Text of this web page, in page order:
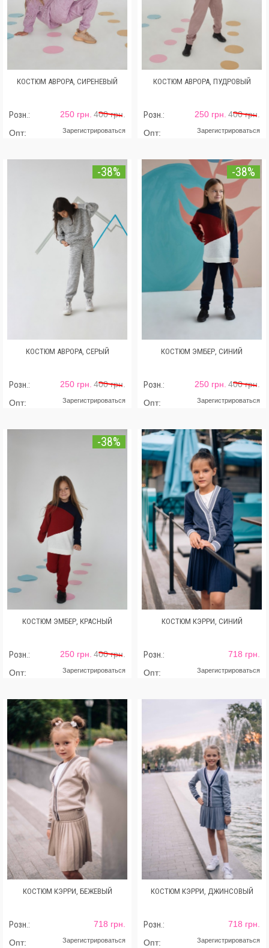
КОСТЮМ АВРОРА, СИРЕНЕВЫЙ
Розн.: 250 грн. 400 грн.
Опт:
Зарегистрироваться
КОСТЮМ АВРОРА, ПУДРОВЫЙ
Розн.: 250 грн. 400 грн.
Опт:
Зарегистрироваться
-38%
КОСТЮМ АВРОРА, СЕРЫЙ
Розн.: 250 грн. 400 грн.
Опт:
Зарегистрироваться
-38%
КОСТЮМ ЭМБЕР, СИНИЙ
Розн.: 250 грн. 400 грн.
Опт:
Зарегистрироваться
-38%
КОСТЮМ ЭМБЕР, КРАСНЫЙ
Розн.: 250 грн. 400 грн.
Опт:
Зарегистрироваться
КОСТЮМ КЭРРИ, СИНИЙ
Розн.:
718 грн.
Опт:
Зарегистрироваться
КОСТЮМ КЭРРИ, БЕЖЕВЫЙ
Розн.:
718 грн.
Опт:
Зарегистрироваться
КОСТЮМ КЭРРИ, ДЖИНСОВЫЙ
Розн.:
718 грн.
Опт:
Зарегистрироваться